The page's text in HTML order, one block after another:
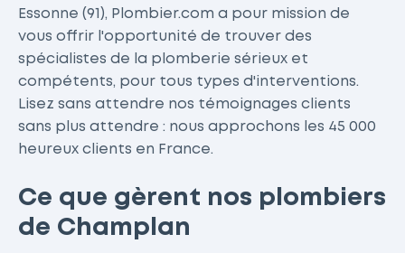
Essonne (91), Plombier.com a pour mission de
vous offrir l'opportunité de trouver des
spécialistes de la plomberie sérieux et
compétents, pour tous types d'interventions.
Lisez sans attendre nos témoignages clients
sans plus attendre : nous approchons les 45 000
heureux clients en France.
Ce que gèrent nos plombiers
de Champlan